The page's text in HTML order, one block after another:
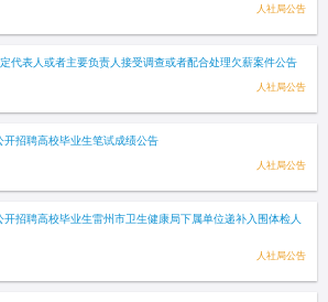
人社局公告
代表人或者主要负责人接受调查或者配合处理欠薪案件公告
人社局公告
招聘高校毕业生笔试成绩公告
人社局公告
招聘高校毕业生雷州市卫生健康局下属单位递补入围体检人
人社局公告